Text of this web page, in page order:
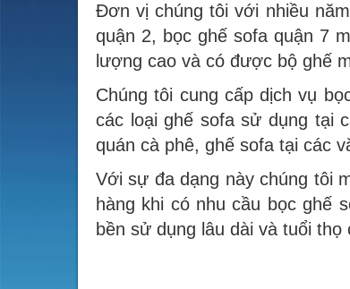
Đơn vị chúng tôi với nhiều
quận 2, bọc ghế sofa quận 7
lượng cao và có được bộ ghế
Chúng tôi cung cấp dịch vụ
các loại ghế sofa sử dụng tại
quán cà phê, ghế sofa tại các
Với sự đa dạng này chúng tôi
hàng khi có nhu cầu bọc ghế
bền sử dụng lâu dài và tuổi